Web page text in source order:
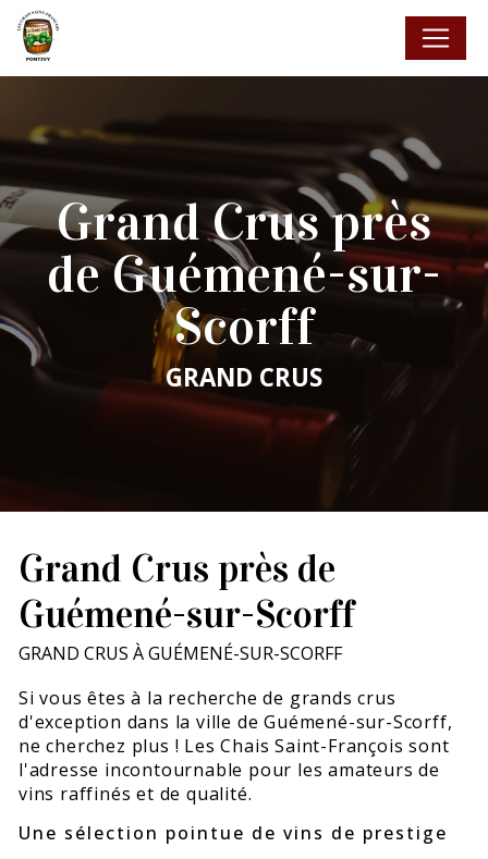
Grand Crus près
de Guémené-sur-
Scorff
GRAND CRUS
Grand Crus près de
Guémené-sur-Scorff
GRAND CRUS À GUÉMENÉ-SUR-SCORFF
Si vous êtes à la recherche de grands crus
d'exception dans la ville de Guémené-sur-Scorff,
ne cherchez plus ! Les Chais Saint-François sont
l'adresse incontournable pour les amateurs de
vins raffinés et de qualité.
Une sélection pointue de vins de prestige
Panneau de gestion des cookies